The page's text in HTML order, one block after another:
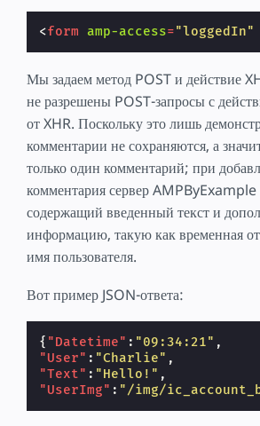
<form amp-access="loggedIn"
Мы задаем метод POST и действие
не разрешены POST-запросы с
от XHR. Поскольку это лишь
комментарии не сохраняются, а
только один комментарий; при
комментария сервер AMPByExample
содержащий введенный текст и
информацию, такую как временная
имя пользователя.
Вот пример JSON-ответа:
{ "Datetime" : "09:34:21" ,
"User" : "Charlie" ,
"Text" : "Hello!" ,
"UserImg" : "/img/